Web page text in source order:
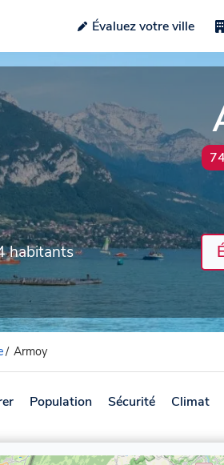
Évaluez votre ville
habitants
/ Armoy
Population Sécurité Climat